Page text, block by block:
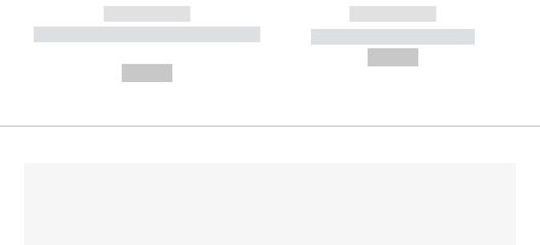
------------
----------- ----------- --------
------------
----------- -----------